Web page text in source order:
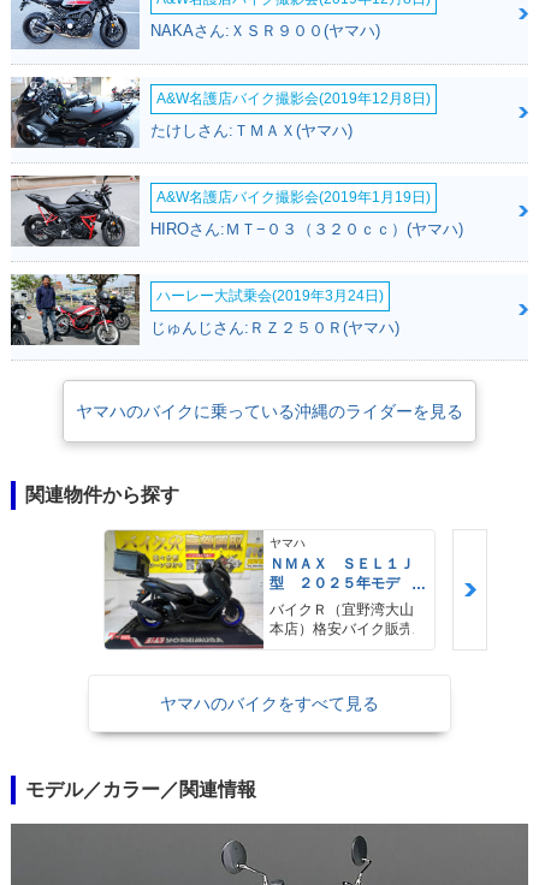
NAKAさん:ＸＳＲ９００(ヤマハ)
A&W名護店バイク撮影会(2019年12月8日)
たけしさん:ＴＭＡＸ(ヤマハ)
A&W名護店バイク撮影会(2019年1月19日)
HIROさん:ＭＴ−０３（３２０ｃｃ）(ヤマハ)
ハーレー大試乗会(2019年3月24日)
じゅんじさん:ＲＺ２５０Ｒ(ヤマハ)
ヤマハのバイクに乗っている沖縄のライダーを見る
関連物件から探す
ヤマハ
ＮＭＡＸ ＳＥＬ１Ｊ
型 ２０２５年モデ
ル ＡＢＳ キーレ
ス リアキャリア リ
アＢＯＸ
バイクＲ（宜野湾大山
本店）格安バイク販売
ヤマハのバイクをすべて見る
モデル／カラー／関連情報